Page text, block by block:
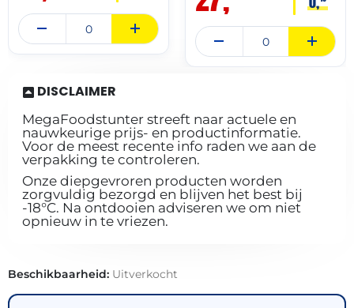
DISCLAIMER
MegaFoodstunter streeft naar actuele en
nauwkeurige prijs- en productinformatie.
Voor de meest recente info raden we aan de
verpakking te controleren.
Onze diepgevroren producten worden
zorgvuldig bezorgd en blijven het best bij
-18°C. Na ontdooien adviseren we om niet
opnieuw in te vriezen.
Beschikbaarheid: Uitverkocht